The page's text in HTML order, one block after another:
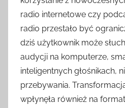
radio internetowe czy
radio przestało być
dziś użytkownik może
audycji na komputerze,
inteligentnych głośnikach,
przebywania.
wpłynęła również na